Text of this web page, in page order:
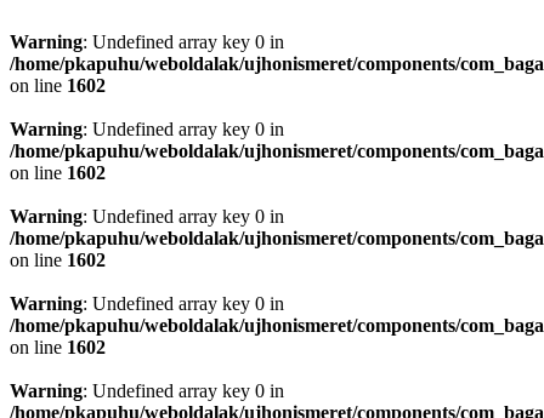
Warning: Undefined array key 0 in
/home/pkapuhu/weboldalak/ujhonismeret/components/
on line 1602
Warning: Undefined array key 0 in
/home/pkapuhu/weboldalak/ujhonismeret/components/
on line 1602
Warning: Undefined array key 0 in
/home/pkapuhu/weboldalak/ujhonismeret/components/
on line 1602
Warning: Undefined array key 0 in
/home/pkapuhu/weboldalak/ujhonismeret/components/
on line 1602
Warning: Undefined array key 0 in
/home/pkapuhu/weboldalak/ujhonismeret/components/